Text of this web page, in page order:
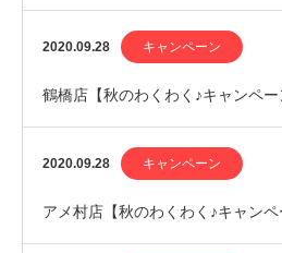
2020.09.28 キャンペーン
鶴橋店【秋のわくわく♪キャンペー
開始しました！
2020.09.28 キャンペーン
アメ村店【秋のわくわく♪キャンペ